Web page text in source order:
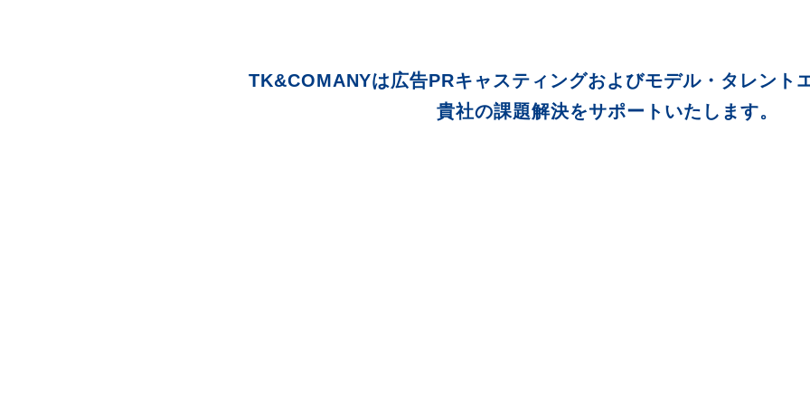
TK&COMANYは広告PRキャスティングおよびモデル・タレント
貴社の課題解決をサポートいたします。